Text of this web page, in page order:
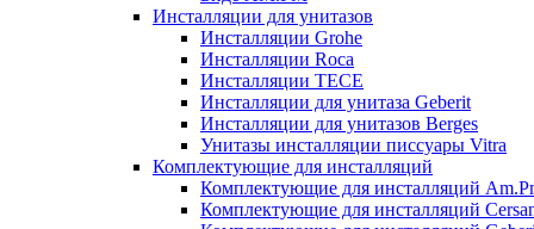
Инсталляции для унитазов
Инсталляции Grohe
Инсталляции Roca
Инсталляции TECE
Инсталляции для унитаза Geberit
Инсталляции для унитазов Berges
Унитазы инсталляции писсуары Vitra
Комплектующие для инсталляций
Комплектующие для инсталляций
Комплектующие для инсталляций